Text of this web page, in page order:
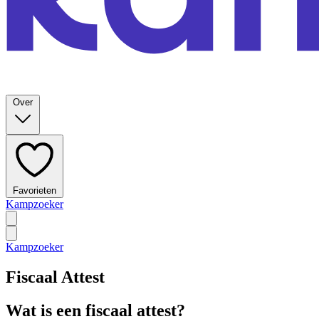
Over
Favorieten
Kampzoeker
Kampzoeker
Fiscaal Attest
Wat is een fiscaal attest?